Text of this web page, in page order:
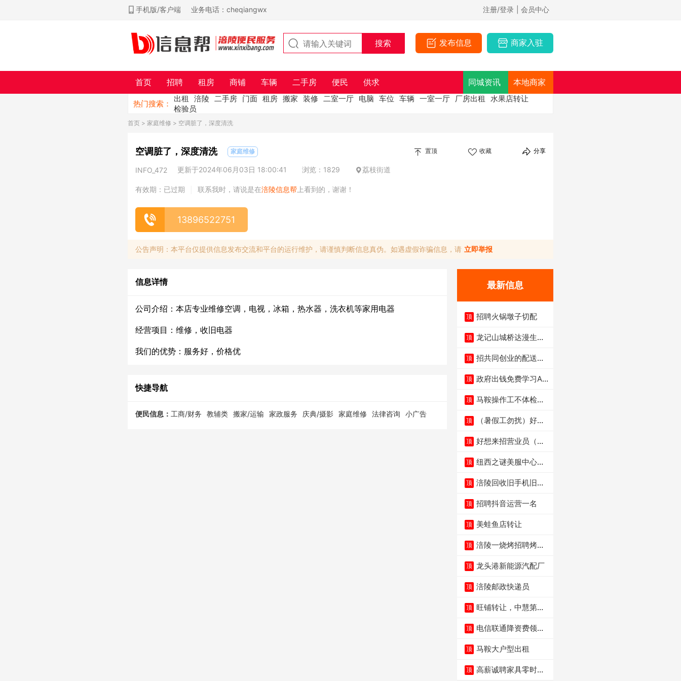
手机版/客户端 业务电话：cheqiangwx 注册/登录 | 会员中心
发布信息 商家入驻
首页 招聘 租房 商铺 车辆 二手房 便民 供求 同城资讯 本地商家
热门搜索：
出租 涪陵 二手房 门面 租房 搬家 装修 二室一厅 电脑 车位 车辆 一室一厅 厂房出租
水果店转让
检验员
首页 > 家庭维修 > 空调脏了，深度清洗
空调脏了，深度清洗 家庭维修 置顶 收藏 分享
INFO_472 更新于2024年06月03日 18:00:41 浏览：1829 荔枝街道
有效期：已过期 联系我时，请说是在涪陵信息帮 上看到的，谢谢！
13896522751
公告声明：本平台仅提供信息发布交流和平台的运行维护，请谨慎判断信息真伪。如遇虚假诈骗信息，请 立即举报
信息详情
公司介绍：本店专业维修空调，电视，冰箱，热水器，洗衣机等家用电器
经营项目：维修，收旧电器
我们的优势：服务好，价格优
快捷导航
便民信息： 工商/财务 教辅类 搬家/运输 家政服务 庆典/摄影 家庭维修 法律咨询 小广告
最新信息
顶 招聘火锅墩子切配
顶 龙记山城桥达漫生活
顶 招共同创业的配送伙
顶 政府出钱免费学习AI
顶 马鞍操作工不体检男
顶
（暑假工勿扰）好想
顶 好想来招营业员（不
顶 纽西之谜美服中心招
顶 涪陵回收旧手机旧电
顶 招聘抖音运营一名
顶 美蛙鱼店转让
顶 涪陵一烧烤招聘烤工
顶 龙头港新能源汽配厂
顶 涪陵邮政快递员
顶 旺铺转让，中慧第一
顶 电信联通降资费领价
顶 马鞍大户型出租
顶 高薪诚聘家具零时促